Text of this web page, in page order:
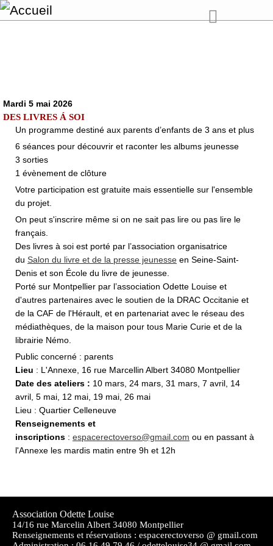
Mardi 5 mai 2026
DES LIVRES Á SOI
Un programme destiné aux parents d’enfants de 3 ans et plus
6 séances pour découvrir et raconter les albums jeunesse
3 sorties
1 évènement de clôture
Votre participation est gratuite mais essentielle sur l'ensemble
du projet.
On peut s'inscrire même si on ne sait pas lire ou pas lire le
français.
Des livres à soi est porté par l’association organisatrice
du Salon du livre et de la presse jeunesse en Seine-Saint-
Denis et son École du livre de jeunesse.
Porté sur Montpellier par l’association Odette Louise et
d'autres partenaires avec le soutien de la DRAC Occitanie et
de la CAF de l'Hérault, et en partenariat avec le réseau des
médiathèques, de la maison pour tous Marie Curie et de la
librairie Némo.
Public concerné : parents
Lieu : L'Annexe, 16 rue Marcellin Albert 34080 Montpellier
Date des ateliers : 10 mars, 24 mars, 31 mars, 7 avril, 14
avril, 5 mai, 12 mai, 19 mai, 26 mai
Lieu : Quartier Celleneuve
Renseignements et
inscriptions : espacerectoverso@gmail.com ou en passant à
l'Annexe les mardis matin entre 9h et 12h
Association Odette Louise
14/16 rue Marcelin Albert 34080 Montpellier
Renseignements et réservations : espacerectoverso @ gmail.com